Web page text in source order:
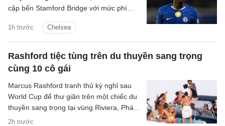
1h trước Chelsea
cập bến Stamford Bridge với mức phí
Rashford tiệc tùng trên du thuyền sang trọng
cùng 10 cô gái
2h trước
Marcus Rashford tranh thủ kỳ nghỉ sau
World Cup để thư giãn trên một chiếc du
thuyền sang trọng tại vùng Riviera, Pháp,
cùng 10 người bạn nữ.